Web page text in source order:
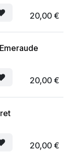
20,00€
20,00€
20,00€